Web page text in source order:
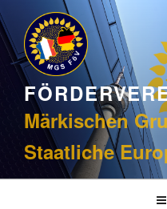
Inhalt
springen
Märkischen
Staatliche